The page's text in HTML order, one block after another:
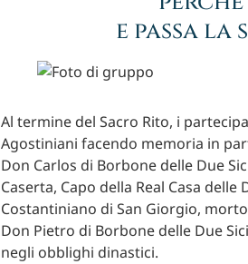
e passa
Al termine del Sacro Rito, i
Agostiniani facendo memoria in
Don Carlos di Borbone delle Due
Caserta, Capo della Real Casa
Costantiniano di San Giorgio,
Don Pietro di Borbone delle Due
negli obblighi dinastici.